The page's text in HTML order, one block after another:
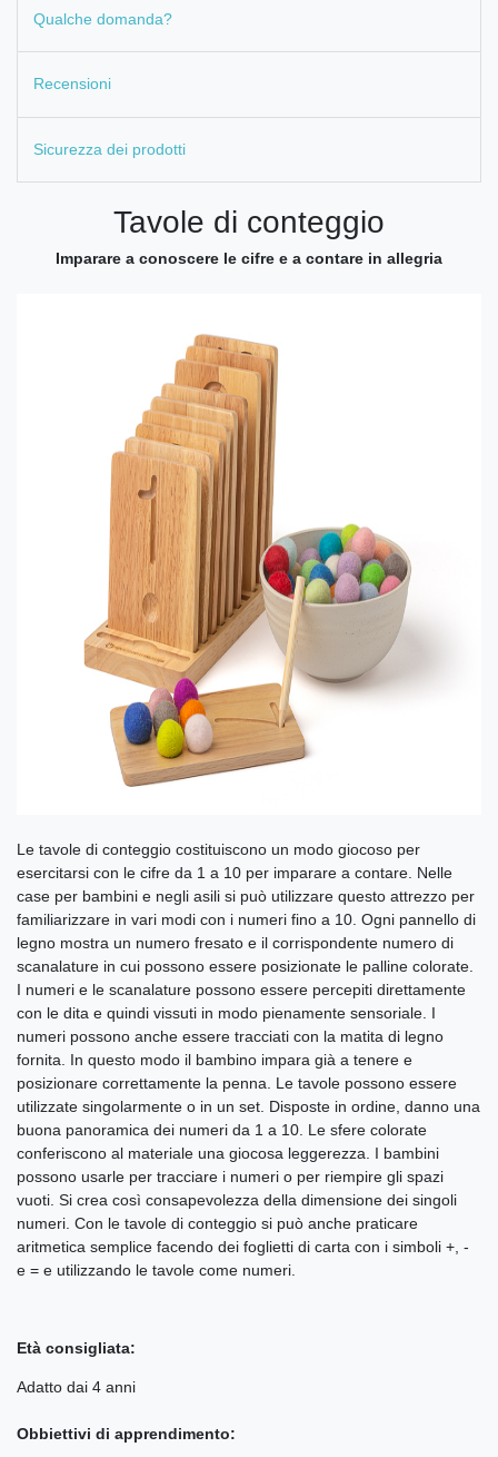
Qualche domanda?
Recensioni
Sicurezza dei prodotti
Tavole di conteggio
Imparare a conoscere le cifre e a contare in allegria
Le tavole di conteggio costituiscono un modo giocoso per
esercitarsi con le cifre da 1 a 10 per imparare a contare. Nelle
case per bambini e negli asili si può utilizzare questo attrezzo per
familiarizzare in vari modi con i numeri fino a 10. Ogni pannello di
legno mostra un numero fresato e il corrispondente numero di
scanalature in cui possono essere posizionate le palline colorate.
I numeri e le scanalature possono essere percepiti direttamente
con le dita e quindi vissuti in modo pienamente sensoriale. I
numeri possono anche essere tracciati con la matita di legno
fornita. In questo modo il bambino impara già a tenere e
posizionare correttamente la penna. Le tavole possono essere
utilizzate singolarmente o in un set. Disposte in ordine, danno una
buona panoramica dei numeri da 1 a 10. Le sfere colorate
conferiscono al materiale una giocosa leggerezza. I bambini
possono usarle per tracciare i numeri o per riempire gli spazi
vuoti. Si crea così consapevolezza della dimensione dei singoli
numeri. Con le tavole di conteggio si può anche praticare
aritmetica semplice facendo dei foglietti di carta con i simboli +, -
e = e utilizzando le tavole come numeri.
Età consigliata:
Adatto dai 4 anni
Obbiettivi di apprendimento: